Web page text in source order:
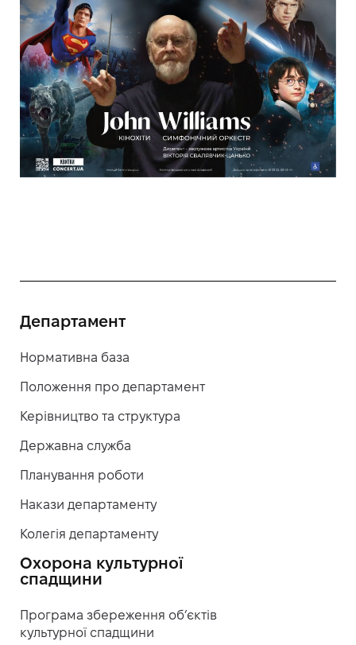
Департамент
Нормативна база
Положення про департамент
Керівництво та структура
Державна служба
Планування роботи
Накази департаменту
Колегія департаменту
Охорона культурної
спадщини
Програма збереження об’єктів
культурної спадщини